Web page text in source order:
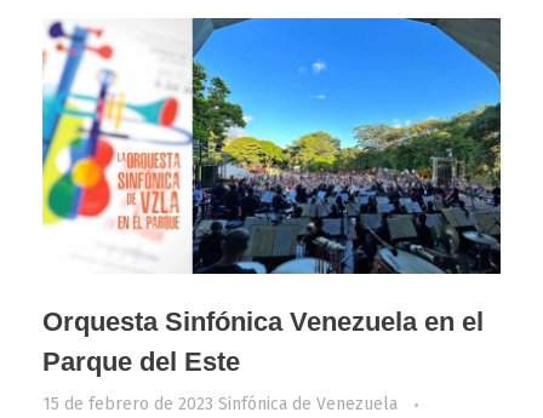
Orquesta Sinfónica Venezuela en el
Parque del Este
15 de febrero de 2023 Sinfónica de Venezuela